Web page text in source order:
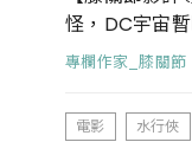
怪，DC宇宙
專欄作家_膝關節
電影 水行俠